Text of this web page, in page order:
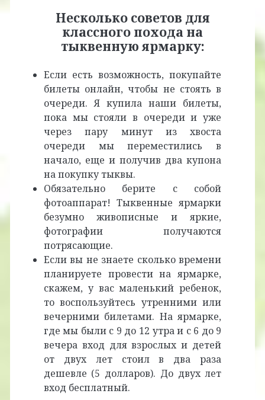
Несколько советов для
классного похода на
тыквенную ярмарку:
Если есть возможность, покупайте
билеты онлайн, чтобы не стоять в
очереди. Я купила наши билеты,
пока мы стояли в очереди и уже
через пару минут из хвоста
очереди мы переместились в
начало, еще и получив два купона
на покупку тыквы.
Обязательно берите с собой
фотоаппарат! Тыквенные ярмарки
безумно живописные и яркие,
фотографии получаются
потрясающие.
Если вы не знаете сколько времени
планируете провести на ярмарке,
скажем, у вас маленький ребенок,
то воспользуйтесь утренними или
вечерними билетами. На ярмарке,
где мы были с 9 до 12 утра и с 6 до 9
вечера вход для взрослых и детей
от двух лет стоил в два раза
дешевле (5 долларов). До двух лет
вход бесплатный.